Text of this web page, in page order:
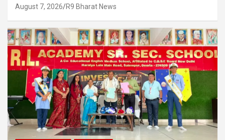
August 7, 2026 R9 Bharat News